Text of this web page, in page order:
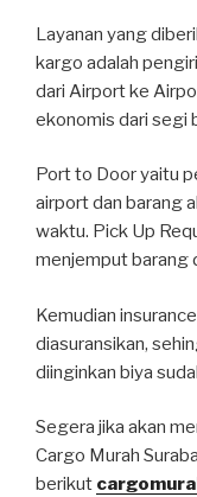
Layanan yang
kargo adalah
dari Airport ke
ekonomis dari segi
Port to Door yaitu
airport dan barang
waktu. Pick Up
menjemput barang
Kemudian
diasuransikan,
diinginkan biya
Segera jika akan
Cargo Murah
berikut